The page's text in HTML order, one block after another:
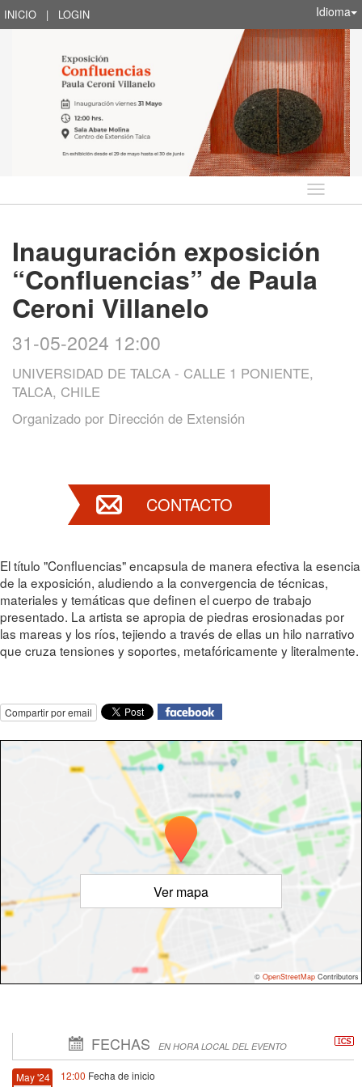
INICIO | LOGIN Idioma
Idioma
Inauguración exposición
“Confluencias” de Paula
Ceroni Villanelo
31-05-2024 12:00
UNIVERSIDAD DE TALCA - CALLE 1 PONIENTE,
TALCA, CHILE
Organizado por Dirección de Extensión
CONTACTO
El título "Confluencias" encapsula de manera efectiva la esencia
de la exposición, aludiendo a la convergencia de técnicas,
materiales y temáticas que definen el cuerpo de trabajo
presentado. La artista se apropia de piedras erosionadas por
las mareas y los ríos, tejiendo a través de ellas un hilo narrativo
que cruza tensiones y soportes, metafóricamente y literalmente.
Compartir por email
Ver mapa
© OpenStreetMap Contributors
FECHAS EN HORA LOCAL DEL EVENTO
May '24 12:00 Fecha de inicio